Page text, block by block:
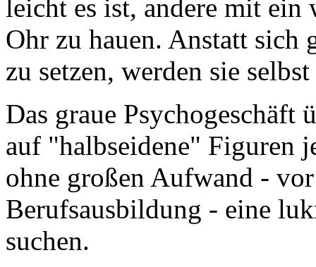
leicht es ist, andere mit ein
Ohr zu hauen. Anstatt sich
zu setzen, werden sie
Das graue Psychogeschäft
auf "halbseidene" Figuren
ohne großen Aufwand -
Berufsausbildung - eine
suchen.